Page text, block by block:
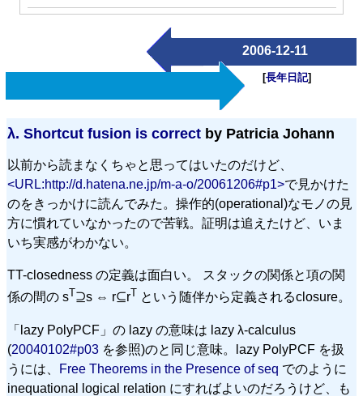
2006-12-11
[長年日記]
λ. Shortcut fusion is correct by Patricia Johann
以前から読まなくちゃと思ってはいたのだけど、
<URL:http://d.hatena.ne.jp/m-a-o/20061206#p1>で見かけた
のをきっかけに読んでみた。操作的(operational)なモノの見
方に慣れていなかったので苦戦。証明は追えたけど、いま
いち実感がわかない。
TT-closedness の定義は面白い。 スタックの関係と項の関
係の間の sT⊇s ⇔ r⊆rT という随伴から定義されるclosure。
「lazy PolyPCF」の lazy の意味は lazy λ-calculus
(20040102#p03 を参照)のと同じ意味。lazy PolyPCF を扱
うには、
Free Theorems in the Presence of seq でのように
inequational logical relation にすればよいのだろうけど、も